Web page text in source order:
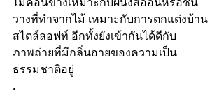
วางที่ทำจากไม้ เหมาะกับการตกแต่งบ้าน
สไตล์ลอฟท์ อีกทั้งยังเข้ากันได้ดีกับ
ภาพถ่ายที่มีกลิ่นอายของความเป็น
ธรรมชาติอยู่
.